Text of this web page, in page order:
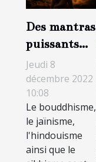
Des mantras
puissants
pouvant
changer
votre vie
Jeudi 8
décembre 2022
10:08
Le bouddhisme,
le jaïnisme,
l'hindouisme
ainsi que le